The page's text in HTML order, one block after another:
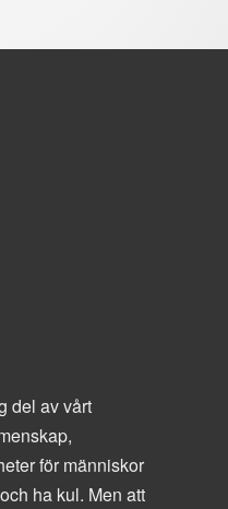
del av vårt
för människor
ha kul. Men att